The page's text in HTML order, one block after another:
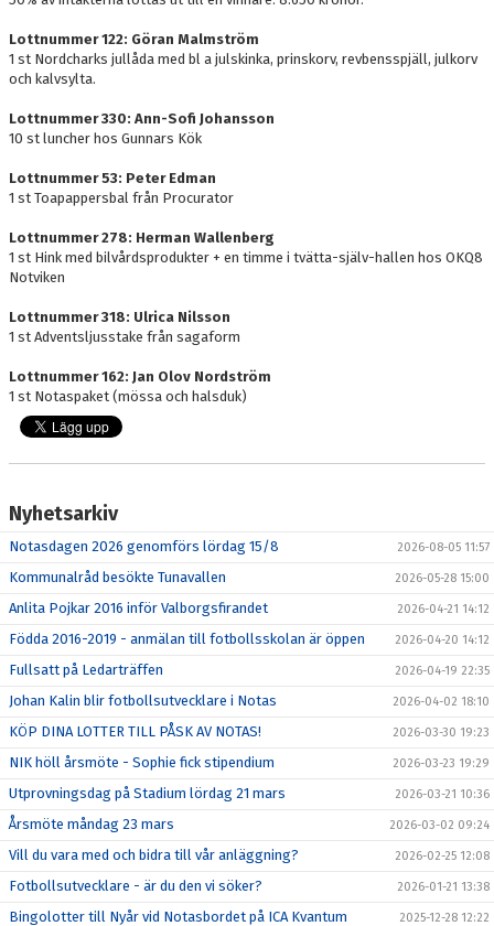
Lottnummer 122: Göran Malmström
1 st Nordcharks jullåda med bl a julskinka, prinskorv, revbensspjäll, julkorv
och kalvsylta.
Lottnummer 330: Ann-Sofi Johansson
10 st luncher hos Gunnars Kök
Lottnummer 53: Peter Edman
1 st Toapappersbal från Procurator
Lottnummer 278: Herman Wallenberg
1 st Hink med bilvårdsprodukter + en timme i tvätta-själv-hallen hos OKQ8
Notviken
Lottnummer 318: Ulrica Nilsson
1 st Adventsljusstake från sagaform
Lottnummer 162: Jan Olov Nordström
1 st Notaspaket (mössa och halsduk)
Nyhetsarkiv
Notasdagen 2026 genomförs lördag 15/8 2026-08-05 11:57
Kommunalråd besökte Tunavallen 2026-05-28 15:00
Anlita Pojkar 2016 inför Valborgsfirandet 2026-04-21 14:12
Födda 2016-2019 - anmälan till fotbollsskolan är öppen 2026-04-20 14:12
Fullsatt på Ledarträffen 2026-04-19 22:35
Johan Kalin blir fotbollsutvecklare i Notas 2026-04-02 18:10
KÖP DINA LOTTER TILL PÅSK AV NOTAS! 2026-03-30 19:23
NIK höll årsmöte - Sophie fick stipendium 2026-03-23 19:29
Utprovningsdag på Stadium lördag 21 mars 2026-03-21 10:36
Årsmöte måndag 23 mars 2026-03-02 09:24
Vill du vara med och bidra till vår anläggning? 2026-02-25 12:08
Fotbollsutvecklare - är du den vi söker? 2026-01-21 13:38
Bingolotter till Nyår vid Notasbordet på ICA Kvantum 2025-12-28 12:22